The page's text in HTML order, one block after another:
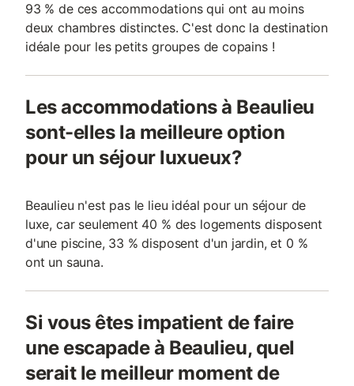
93 % de ces accommodations qui ont au moins
deux chambres distinctes. C'est donc la destination
idéale pour les petits groupes de copains !
Les accommodations à Beaulieu
sont-elles la meilleure option
pour un séjour luxueux?
Beaulieu n'est pas le lieu idéal pour un séjour de
luxe, car seulement 40 % des logements disposent
d'une piscine, 33 % disposent d'un jardin, et 0 %
ont un sauna.
Si vous êtes impatient de faire
une escapade à Beaulieu, quel
serait le meilleur moment de